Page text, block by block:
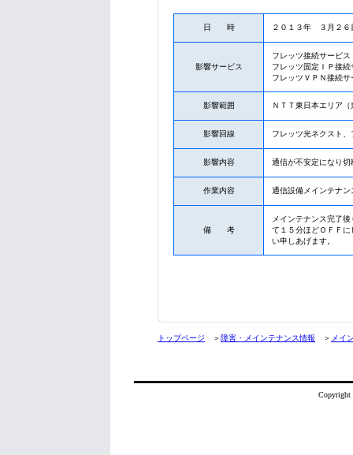
日 時 ２０１３年 ３月２
影響サービス
フレッツ接続サービス
フレッツ固定ＩＰ接続
フレッツＶＰＮ接続サ
影響範囲 ＮＴＴ東日本エリア
影響回線 フレッツ光ネクスト
影響内容 通信が不安定になり
作業内容 通信設備メインテナン
備 考
メインテナンス完了
て１５分ほどＯＦＦ
い申しあげます。
トップページ ＞障害・メインテナンス情報 ＞ メイ
Copyright